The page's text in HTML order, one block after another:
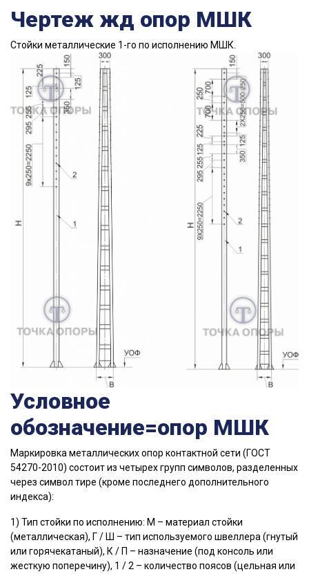
Чертеж жд опор МШК
Стойки металлические 1-го по исполнению МШК.
Условное
обозначение=опор МШК
Маркировка металлических опор контактной сети (ГОСТ
54270-2010) состоит из четырех групп символов, разделенных
через символ тире (кроме последнего дополнительного
индекса):
1) Тип стойки по исполнению: М – материал стойки
(металлическая), Г / Ш – тип используемого швеллера (гнутый
или горячекатаный), К / П – назначение (под консоль или
жесткую поперечину), 1 / 2 – количество поясов (цельная или